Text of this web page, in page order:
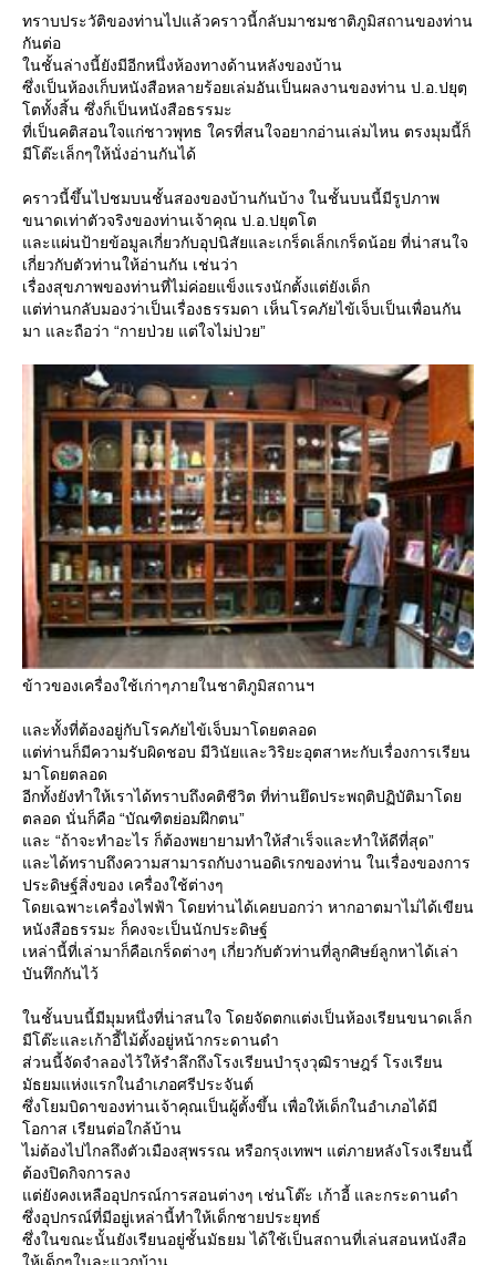
ทราบประวัติของท่านไปแล้วคราวนี้กลับมาชมชาติภูมิสถานของท่าน
กันต่อ
นชั้นล่างนี้ยังมีอีกหนึ่งห้องทางด้านหลังของบ้าน
ซึ่งเป็นห้องเก็บหนังสือหลายร้อยเล่มอันเป็นผลงานของท่าน ป.อ.ปยุตฺ
ตทั้งสิ้น ซึ่งก็เป็นหนังสือธรรมะ
ที่เป็นคติสอนใจแก่ชาวพุทธ ใครที่สนใจอยากอ่านเล่มไหน ตรงมุมนี้ก็
มีโต๊ะเล็กๆให้นั่งอ่านกันได้
คราวนี้ขึ้นไปชมบนชั้นสองของบ้านกันบ้าง ในชั้นบนนี้มีรูปภาพ
ขนาดเท่าตัวจริงของท่านเจ้าคุณ ป.อ.ปยุตโต
ละแผ่นป้ายข้อมูลเกี่ยวกับอุปนิสัยและเกร็ดเล็กเกร็ดน้อย ที่น่าสนใจ
เกี่ยวกับตัวท่านให้อ่านกัน เช่นว่า
เรื่องสุขภาพของท่านที่ไม่ค่อยแข็งแรงนักตั้งแต่ยังเด็ก
ต่ท่านกลับมองว่าเป็นเรื่องธรรมดา เห็นโรคภัยไข้เจ็บเป็นเพื่อนกัน
มา และถือว่า “กายป่วย แต่ใจไม่ป่วย”
ข้าวของเครื่องใช้เก่าๆภายในชาติภูมิสถานฯ
ละทั้งที่ต้องอยู่กับโรคภัยไข้เจ็บมาโดยตลอด
ต่ท่านก็มีความรับผิดชอบ มีวินัยและวิริยะอุตสาหะกับเรื่องการเรียน
มาโดยตลอด
อีกทั้งยังทำให้เราได้ทราบถึงคติชีวิต ที่ท่านยึดประพฤติปฏิบัติมาโด
ตลอด นั่นก็คือ “บัณฑิตย่อมฝึกตน”
ละ “ถ้าจะทำอะไร ก็ต้องพยายามทำให้สำเร็จและทำให้ดีที่สุด”
ละได้ทราบถึงความสามารถกับงานอดิเรกของท่าน ในเรื่องของการ
ประดิษฐ์สิ่งของ เครื่องใช้ต่างๆ
ดยเฉพาะเครื่องไฟฟ้า โดยท่านได้เคยบอกว่า หากอาตมาไม่ได้เขียน
หนังสือธรรมะ ก็คงจะเป็นนักประดิษฐ์
เหล่านี้ที่เล่ามาก็คือเกร็ดต่างๆ เกี่ยวกับตัวท่านที่ลูกศิษย์ลูกหาได้เล่า
บันทึกกันไว้
นชั้นบนนี้มีมุมหนึ่งที่น่าสนใจ โดยจัดตกแต่งเป็นห้องเรียนขนาดเล็ก
มีโต๊ะและเก้าอี้ไม้ตั้งอยู่หน้ากระดานดำ
ส่วนนี้จัดจำลองไว้ให้รำลึกถึงโรงเรียนบำรุงวุฒิราษฎร์ โรงเรียน
มัธยมแห่งแรกในอำเภอศรีประจันต์
ซึ่งโยมบิดาของท่านเจ้าคุณเป็นผู้ตั้งขึ้น เพื่อให้เด็กในอำเภอได้มี
อกาส เรียนต่อใกล้บ้าน
ไม่ต้องไปไกลถึงตัวเมืองสุพรรณ หรือกรุงเทพฯ แต่ภายหลังโรงเรียนนี้
ต้องปิดกิจการลง
ต่ยังคงเหลืออุปกรณ์การสอนต่างๆ เช่นโต๊ะ เก้าอี้ และกระดานดำ
ซึ่งอุปกรณ์ที่มีอยู่เหล่านี้ทำให้เด็กชายประยุทธ์
ซึ่งในขณะนั้นยังเรียนอยู่ชั้นมัธยม ได้ใช้เป็นสถานที่เล่นสอนหนังสือ